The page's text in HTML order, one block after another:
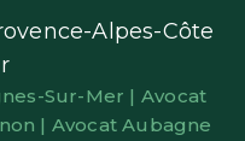
Alpes-Côte
Sur-Mer | Avocat
| Avocat Aubagne